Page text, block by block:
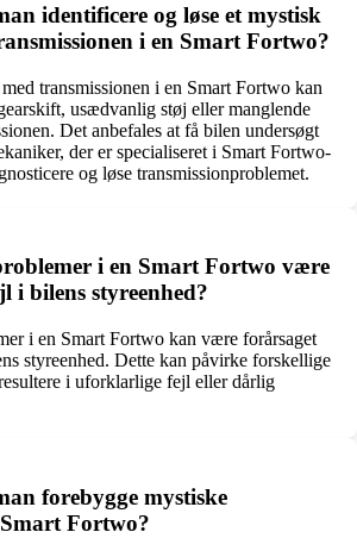
identificere og løse et mystisk
i en Smart Fortwo?
transmissionen i en Smart Fortwo kan
usædvanlig støj eller manglende
Det anbefales at få bilen undersøgt
der er specialiseret i Smart Fortwo-
og løse transmissionproblemet.
i en Smart Fortwo være
i bilens styreenhed?
i en Smart Fortwo kan være forårsaget
styreenhed. Dette kan påvirke forskellige
i uforklarlige fejl eller dårlig
forebygge mystiske
Fortwo?